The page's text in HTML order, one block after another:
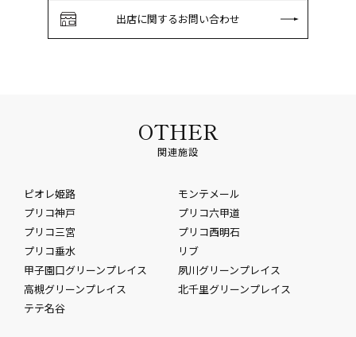
出店に関するお問い合わせ
OTHER
関連施設
ピオレ姫路
モンテメール
プリコ神戸
プリコ六甲道
プリコ三宮
プリコ西明石
プリコ垂水
リブ
甲子園口グリーンプレイス
夙川グリーンプレイス
高槻グリーンプレイス
北千里グリーンプレイス
テテ名谷